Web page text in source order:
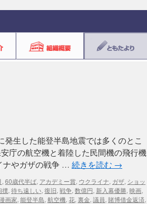
生した能登半島地震では多くのとこ
庁の航空機と着陸した民間機の飛行機
ナやガザの戦争 … 続きを読む →
, 60歳代半ば, アカデミー賞, ウクライナ, ガザ, ショッ
撲, 待ち遠しい, 復旧, 戦争, 数億円, 新入幕優勝, 映画,
画家, 能登半島, 航空機, 花, 裏金, 議員, 賭博借金返済,